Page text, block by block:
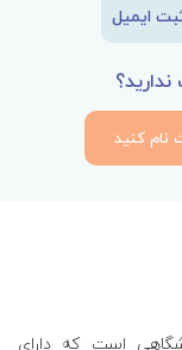
ایمیل
نام کنید
است که دارای